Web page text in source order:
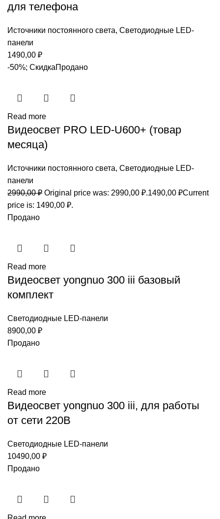
для телефона
Источники постоянного света, Светодиодные LED-
панели
1490,00 ₽
-50%; СкидкаПродано
Read more
Видеосвет PRO LED-U600+ (товар
месяца)
Источники постоянного света, Светодиодные LED-
панели
2990,00₽ Original price was: 2990,00 ₽.1490,00 ₽Current
price is: 1490,00 ₽.
Продано
Read more
Видеосвет yongnuo 300 iii базовый
комплект
Светодиодные LED-панели
8900,00 ₽
Продано
Read more
Видеосвет yongnuo 300 iii, для работы
от сети 220В
Светодиодные LED-панели
10490,00 ₽
Продано